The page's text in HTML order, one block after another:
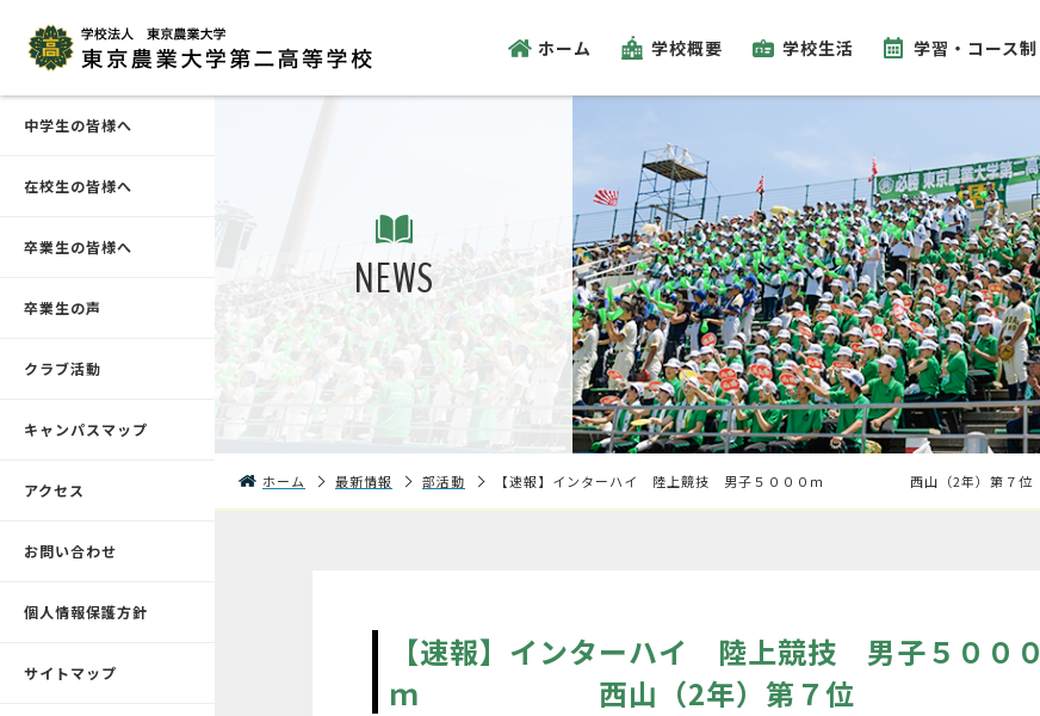
ホーム 学校概要 学校生活 学習・コース制
中学生の皆様へ
在校生の皆様へ
卒業生の皆様へ
卒業生の声
クラブ活動
キャンパスマップ
アクセス
お問い合わせ
個人情報保護方針
サイトマップ
NEWS
ホーム 最新情報 部活動 【速報】インターハイ 陸上競技 男子５０００ｍ 西山（2年）第７位
【速報】インターハイ 陸上競技 男子５０００
ｍ 西山（2年）第７位